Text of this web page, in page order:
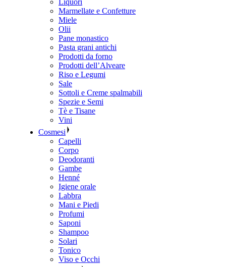
Marmellate e Confetture
Miele
Olii
Pane monastico
Pasta grani antichi
Prodotti da forno
Prodotti dell’Alveare
Riso e Legumi
Sale
Sottoli e Creme spalmabili
Spezie e Semi
Tè e Tisane
Vini
Cosmesi
Capelli
Corpo
Deodoranti
Gambe
Henné
Igiene orale
Labbra
Mani e Piedi
Profumi
Saponi
Shampoo
Solari
Tonico
Viso e Occhi